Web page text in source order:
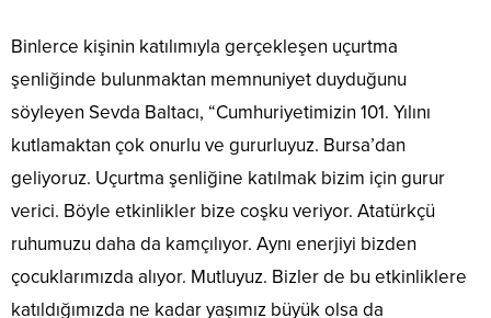
Binlerce kişinin katılımıyla gerçekleşen uçurtma
şenliğinde bulunmaktan memnuniyet duyduğunu
söyleyen Sevda Baltacı, “Cumhuriyetimizin 101. Yılını
kutlamaktan çok onurlu ve gururluyuz. Bursa’dan
geliyoruz. Uçurtma şenliğine katılmak bizim için gurur
verici. Böyle etkinlikler bize coşku veriyor. Atatürkçü
ruhumuzu daha da kamçılıyor. Aynı enerjiyi bizden
çocuklarımızda alıyor. Mutluyuz. Bizler de bu etkinliklere
katıldığımızda ne kadar yaşımız büyük olsa da